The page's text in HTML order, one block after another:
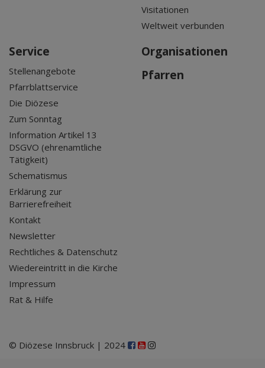
Visitationen
Weltweit verbunden
Service
Stellenangebote
Pfarrblattservice
Die Diözese
Zum Sonntag
Information Artikel 13
DSGVO (ehrenamtliche
Tätigkeit)
Schematismus
Erklärung zur
Barrierefreiheit
Kontakt
Newsletter
Rechtliches & Datenschutz
Wiedereintritt in die Kirche
Impressum
Rat & Hilfe
Organisationen
Pfarren
© Diözese Innsbruck | 2024